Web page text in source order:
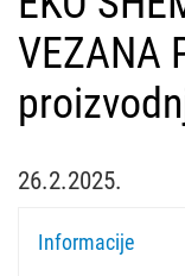
VEZANA
26.2.2025.
Informacije